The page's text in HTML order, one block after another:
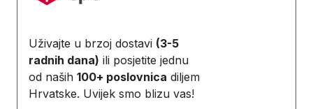
Uživajte u brzoj dostavi (3-5
radnih dana) ili posjetite jednu
od naših 100+ poslovnica diljem
Hrvatske. Uvijek smo blizu vas!